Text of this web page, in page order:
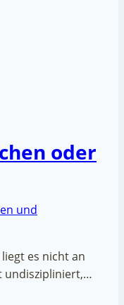
oder
und
es nicht an
undiszipliniert,…